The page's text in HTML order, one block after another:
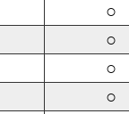
○
○
○
○